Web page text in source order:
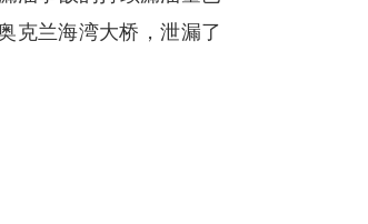
克兰海湾大桥，泄漏了